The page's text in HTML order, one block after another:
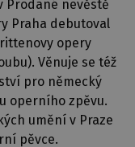
Prodané nevěstě
Praha debutoval
opery
Věnuje se též
pro německý
operního zpěvu.
umění v Praze
pěvce.